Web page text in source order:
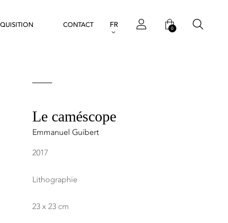
CONTACT FR 0
Le caméscope
Emmanuel Guibert
2017
Lithographie
23 x 23 cm